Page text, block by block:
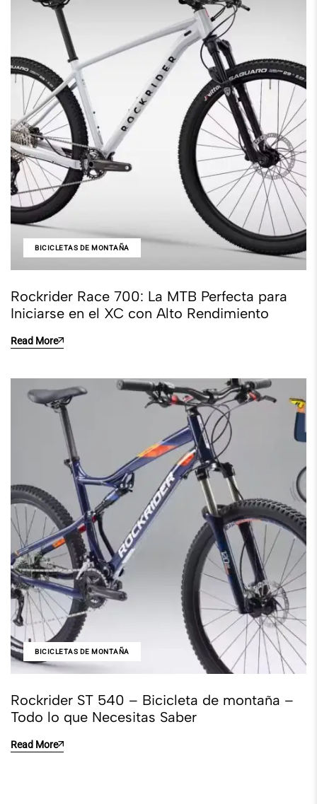
BICICLETAS DE MONTAÑA
Rockrider Race 700: La MTB Perfecta para
Iniciarse en el XC con Alto Rendimiento
Read More
BICICLETAS DE MONTAÑA
Rockrider ST 540 – Bicicleta de montaña –
Todo lo que Necesitas Saber
Read More